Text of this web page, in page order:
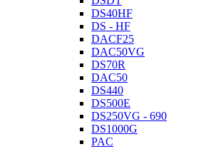
DS40HF
DS - HF
DACF25
DAC50VG
DS70R
DAC50
DS440
DS500E
DS250VG - 690
DS1000G
PAC